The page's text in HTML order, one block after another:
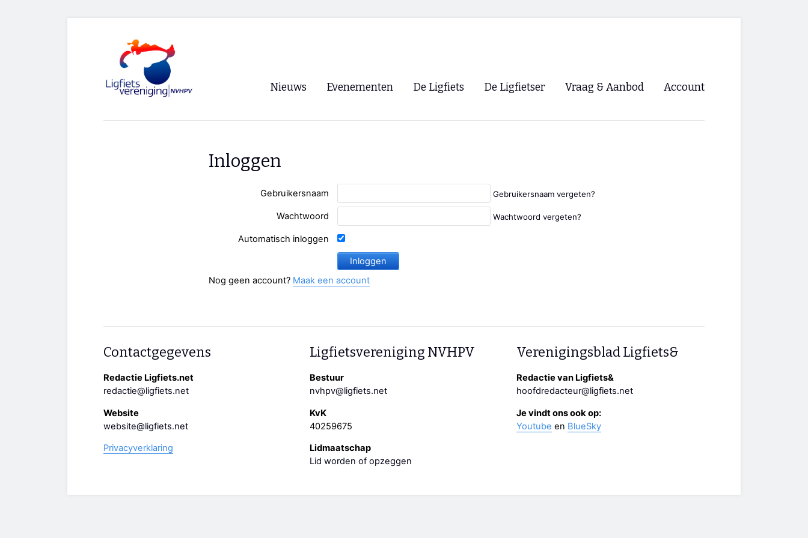
Nieuws Evenementen
Paastreffen
Oliebollentocht
De Ligfiets De Ligfietser
Lokale Fietsverenigingen
Vraag & Aanbod Account
Inloggen
Gebruikersnaam Gebruikersnaam vergeten?
Wachtwoord Wachtwoord vergeten?
Automatisch inloggen
Nog geen account? Maak een account
Contactgegevens
Redactie Ligfiets.net
redactie@ligfiets.net
Website
website@ligfiets.net
Privacyverklaring
Ligfietsvereniging NVHPV
Bestuur
nvhpv@ligfiets.net
KvK
40259675
Lidmaatschap
Lid worden of opzeggen
Verenigingsblad Ligfiets&
Redactie van Ligfiets&
hoofdredacteur@ligfiets.net
Je vindt ons ook op:
Youtube en BlueSky